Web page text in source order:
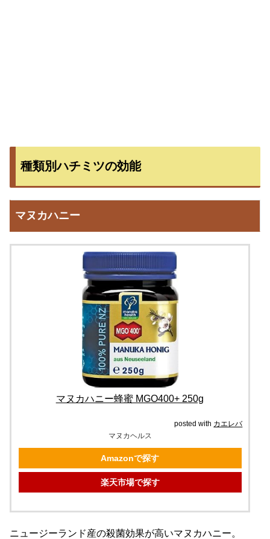
種類別ハチミツの効能
マヌカハニー
マヌカハニー蜂蜜 MGO400+ 250g
posted with カエレバ
マヌカヘルス
Amazonで探す
楽天市場で探す
ニュージーランド産の殺菌効果が高いマヌカハニー。